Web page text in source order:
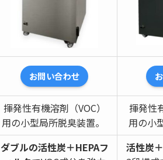
お問い合わせ
揮発性有機溶剤（VOC）
用の小型局所脱臭装置。
揮発性
用の小
ダブルの活性炭＋HEPAフ
活性炭